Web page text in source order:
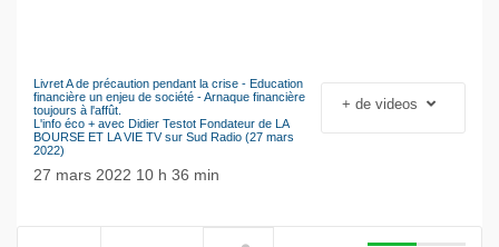
NOW PLAYING
Le séisme industriel
Livret A de précaution pendant la crise - Education
financière un enjeu de société - Arnaque financière
toujours à l'affût.
L'info éco + avec Didier Testot Fondateur de LA
BOURSE ET LA VIE TV sur Sud Radio (27 mars
2022)
27 mars 2022 10 h 36 min
+ de videos